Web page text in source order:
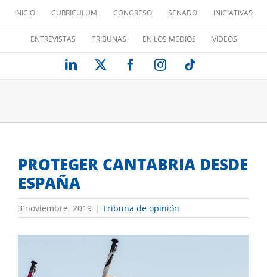
contenido
INICIO CURRICULUM CONGRESO SENADO INICIATIVAS
ENTREVISTAS TRIBUNAS EN LOS MEDIOS VIDEOS
LinkedIn FacebookInstagram
PROTEGER CANTABRIA DESDE
ESPAÑA
3 noviembre, 2019 | Tribuna de opinión
más